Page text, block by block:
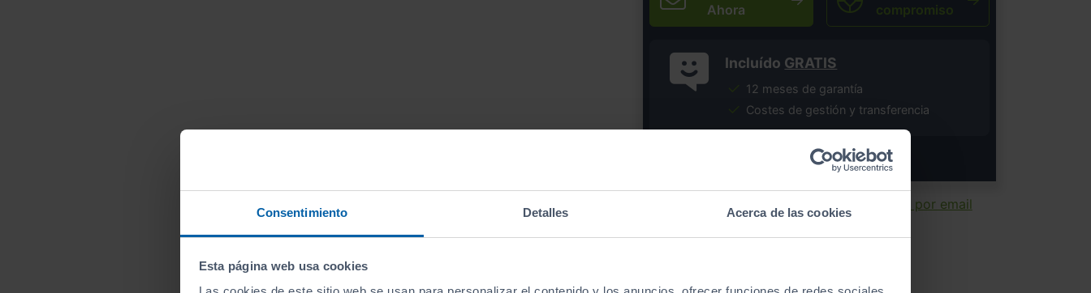
Consentimiento Detalles Acerca de las cookies
Esta página web usa cookies
Ahora
compromiso
Incluído GRATIS
12 meses de garantía
Costes de gestión y transferencia
* Precio válido salvo error tipográfico.
Imprimir ficha Enviar por email